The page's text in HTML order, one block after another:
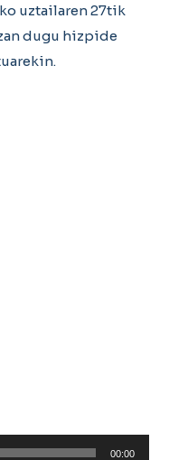
uztailaren 27tik
dugu hizpide
00:00